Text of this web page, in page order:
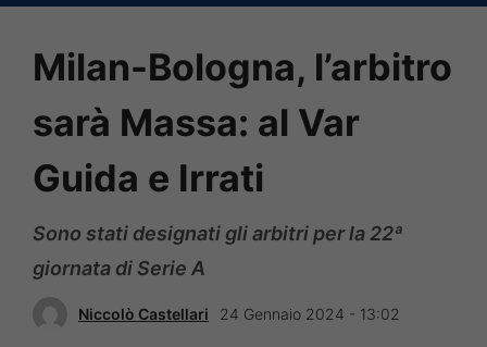
Milan-Bologna, l’arbitro
sarà Massa: al Var
Guida e Irrati
Sono stati designati gli arbitri per la 22ª
giornata di Serie A
Niccolò Castellari 24 Gennaio 2024 - 13:02